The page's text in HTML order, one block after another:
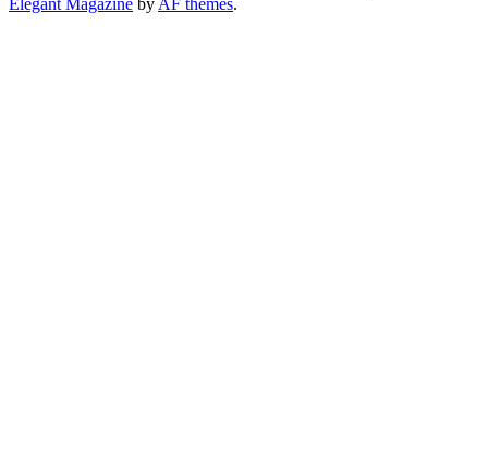
Elegant Magazine by AF themes.